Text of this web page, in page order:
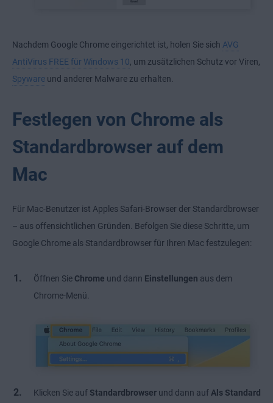
Nachdem Google Chrome eingerichtet ist, holen Sie sich AVG
AntiVirus FREE für Windows 10 , um zusätzlichen Schutz vor Viren,
Spyware und anderer Malware zu erhalten.
Festlegen von Chrome als
Standardbrowser auf dem
Mac
Für Mac-Benutzer ist Apples Safari-Browser der Standardbrowser
– aus offensichtlichen Gründen. Befolgen Sie diese Schritte, um
Google Chrome als Standardbrowser für Ihren Mac festzulegen:
Öffnen Sie Chrome und dann Einstellungen aus dem
Chrome-Menü.
Klicken Sie auf Standardbrowser und dann auf Als Standard